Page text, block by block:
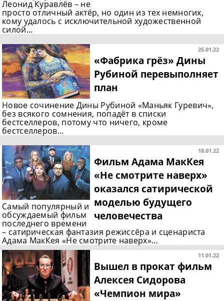
Леонид Куравлёв – не
просто отличный актёр, но один из тех немногих,
кому удалось с исключительной художественной
силой…
25.01.22
«Фабрика грёз» Дины
Рубиной перевыполняет
план
Новое сочинение Дины Рубиной «Маньяк Гуревич»,
без всякого сомнения, попадёт в списки
бестселлеров, потому что ничего, кроме
бестселлеров…
18.01.22
Фильм Адама МакКея
«Не смотрите наверх»
оказался сатирической
моделью будущего
человечества
Самый популярный и
обсуждаемый фильм
последнего времени
– сатирическая фантазия режиссёра и сценариста
Адама МакКея «Не смотрите наверх»…
11.01.22
Вышел в прокат фильм
Алексея Сидорова
«Чемпион мира»